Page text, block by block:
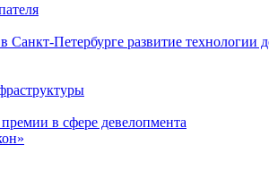
Петербурге развитие технологии
в сфере девелопмента